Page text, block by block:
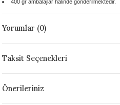
- 1046 °C
°C
400 gr ambalajlarhalinde gönderilmektedir.
Yorumlar (0)
Taksit Seçenekleri
Önerileriniz